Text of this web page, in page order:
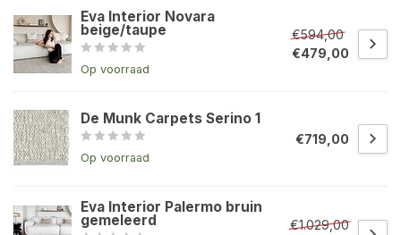
Eva Interior Novara
beige/taupe
Op voorraad
€594,00
€479,00
De Munk Carpets Serino 1
Op voorraad
€719,00
Eva Interior Palermo bruin
gemeleerd
€1.029,00